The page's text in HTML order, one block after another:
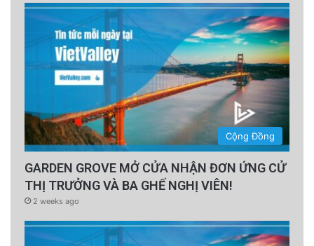
Cộng Đồng
GARDEN GROVE MỞ CỬA NHẬN ĐƠN ỨNG CỬ
THỊ TRƯỞNG VÀ BA GHẾ NGHỊ VIÊN!
2 weeks ago